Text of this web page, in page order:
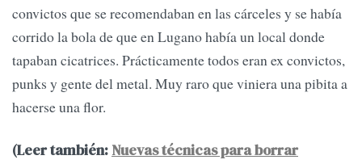
convictos que se recomendaban en las cárceles y se había
corrido la bola de que en Lugano había un local donde
tapaban cicatrices. Prácticamente todos eran ex convictos,
punks y gente del metal. Muy raro que viniera una pibita a
hacerse una flor.
(Leer también: Nuevas técnicas para borrar